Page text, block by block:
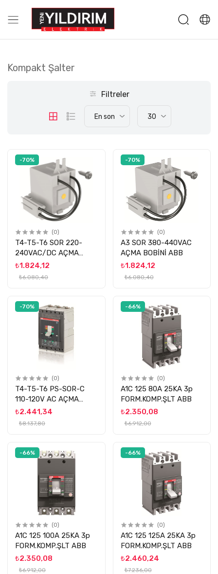
Kompakt Şalter
Filtreler
En son 30
-70%
(0)
T4-T5-T6 SOR 220-
240VAC/DC AÇMA
BOBİNİ ABB
₺1.824,12
₺6.080,40
-70%
(0)
A3 SOR 380-440VAC
AÇMA BOBİNİ ABB
₺1.824,12
₺6.080,40
-70%
(0)
T4-T5-T6 PS-SOR-C
110-120V AC AÇMA
BOBİNİ ABB
₺2.441,34
₺8.137,80
-66%
(0)
A1C 125 80A 25KA 3p
FORM.KOMP.ŞLT ABB
₺2.350,08
₺6.912,00
-66%
(0)
A1C 125 100A 25KA 3p
FORM.KOMP.ŞLT ABB
₺2.350,08
₺6.912,00
-66%
(0)
A1C 125 125A 25KA 3p
FORM.KOMP.ŞLT ABB
₺2.460,24
₺7.236,00